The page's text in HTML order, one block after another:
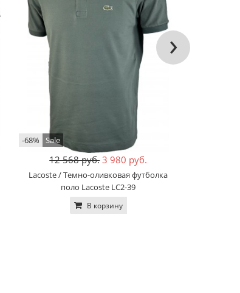
-68% Sale
12 568 руб. 3 980 руб.
Lacoste / Темно-оливковая футболка
поло Lacoste LC2-39
В корзину
›